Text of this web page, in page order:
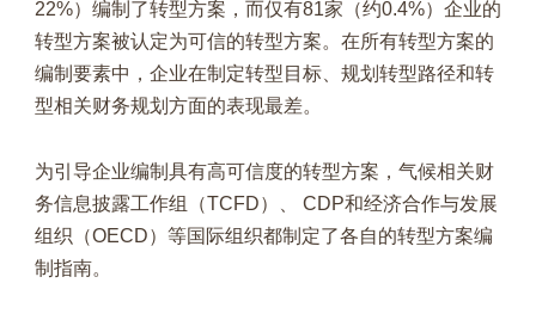
22%）编制了转型方案，而仅有81家（约0.4%）企业的
转型方案被认定为可信的转型方案。在所有转型方案的
编制要素中，企业在制定转型目标、规划转型路径和转
型相关财务规划方面的表现最差。
为引导企业编制具有高可信度的转型方案，气候相关财
务信息披露工作组（TCFD）、 CDP和经济合作与发展
组织（OECD）等国际组织都制定了各自的转型方案编
制指南。